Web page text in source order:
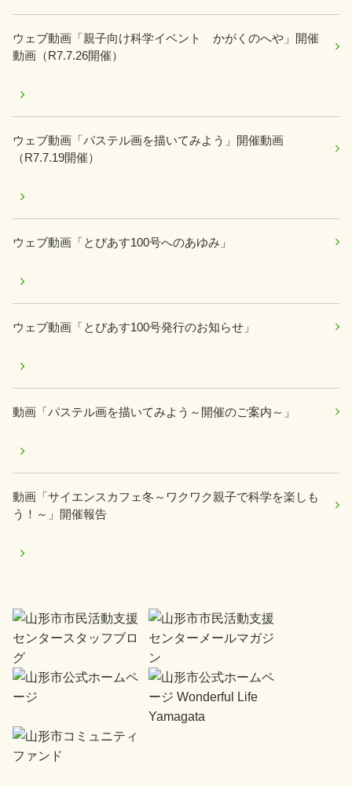
ウェブ動画「親子向け科学イベント かがくのへや」開催
動画（R7.7.26開催）
ウェブ動画「パステル画を描いてみよう」開催動画
（R7.7.19開催）
ウェブ動画「とぴあす100号へのあゆみ」
ウェブ動画「とぴあす100号発行のお知らせ」
動画「パステル画を描いてみよう～開催のご案内～」
動画「サイエンスカフェ冬～ワクワク親子で科学を楽しも
う！～」開催報告